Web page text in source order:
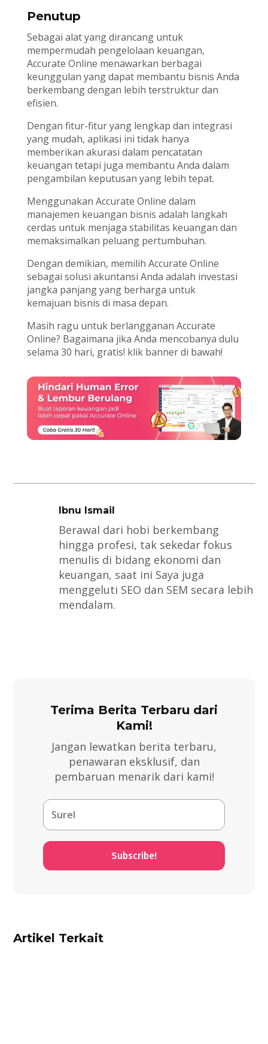
Penutup
Sebagai alat yang dirancang untuk
mempermudah pengelolaan keuangan,
Accurate Online menawarkan berbagai
keunggulan yang dapat membantu bisnis Anda
berkembang dengan lebih terstruktur dan
efisien.
Dengan fitur-fitur yang lengkap dan integrasi
yang mudah, aplikasi ini tidak hanya
memberikan akurasi dalam pencatatan
keuangan tetapi juga membantu Anda dalam
pengambilan keputusan yang lebih tepat.
Menggunakan Accurate Online dalam
manajemen keuangan bisnis adalah langkah
cerdas untuk menjaga stabilitas keuangan dan
memaksimalkan peluang pertumbuhan.
Dengan demikian, memilih Accurate Online
sebagai solusi akuntansi Anda adalah investasi
jangka panjang yang berharga untuk
kemajuan bisnis di masa depan.
Masih ragu untuk berlangganan Accurate
Online? Bagaimana jika Anda mencobanya dulu
selama 30 hari, gratis! klik banner di bawah!
Ibnu Ismail
Berawal dari hobi berkembang
hingga profesi, tak sekedar fokus
menulis di bidang ekonomi dan
keuangan, saat ini Saya juga
menggeluti SEO dan SEM secara lebih
mendalam.
Terima Berita Terbaru dari
Kami!
Jangan lewatkan berita terbaru,
penawaran eksklusif, dan
pembaruan menarik dari kami!
Subscribe!
Artikel Terkait